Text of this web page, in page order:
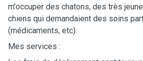
m'occuper des chatons, des très
chiens qui demandaient des soins
(médicaments, etc).
Mes services :